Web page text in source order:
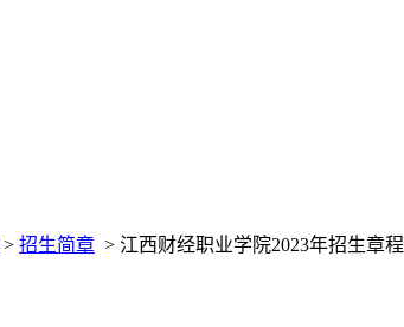
> 招生简章 > 江西财经职业学院2023年招生章程